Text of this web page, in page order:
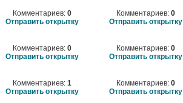
Комментариев: 0
Отправить открытку
Комментариев: 0
Отправить открытку
Комментариев: 0
Отправить открытку
Комментариев: 0
Отправить открытку
Комментариев: 1
Отправить открытку
Комментариев: 0
Отправить открытку